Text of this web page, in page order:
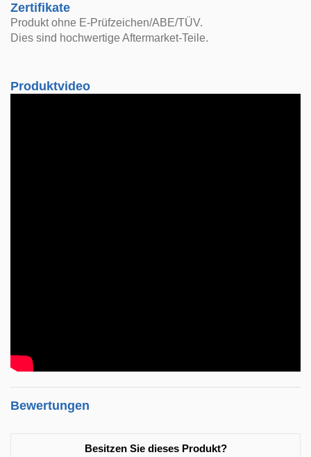
Zertifikate
Produkt ohne E-Prüfzeichen/ABE/TÜV.
Dies sind hochwertige Aftermarket-Teile.
Produktvideo
Bewertungen
Besitzen Sie dieses Produkt?